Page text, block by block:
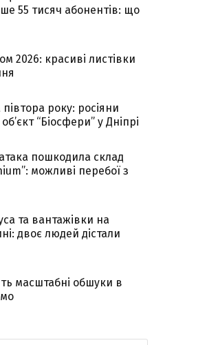
55 тисяч абонентів: що
2026: красиві листівки
року: росіяни
“Біосфери” у Дніпрі
пошкодила склад
можливі перебої з
та вантажівки на
двоє людей дістали
масштабні обшуки в